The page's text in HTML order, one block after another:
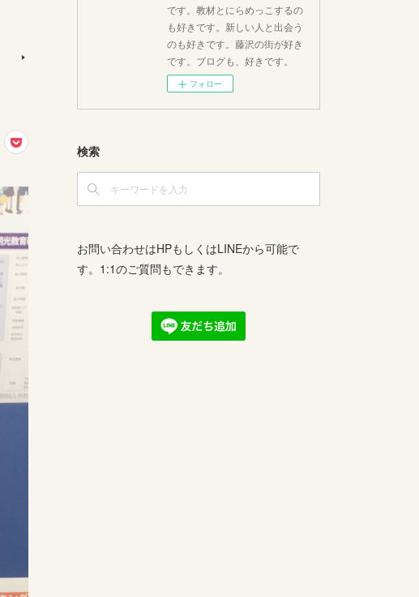
です。教材とにらめっこするの
も好きです。新しい人と出会う
のも好きです。藤沢の街が好き
です。ブログも、好きです。
フォロー
検索
お問い合わせはHPもしくはLINEから可能で
す。1:1のご質問もできます。